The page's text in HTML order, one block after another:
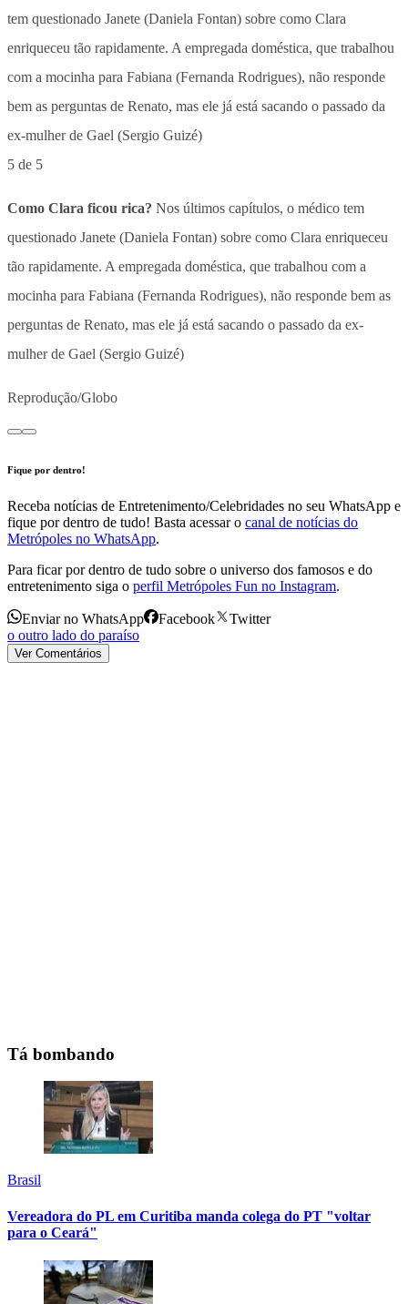
5 de 5
Como Clara ficou rica? Nos últimos capítulos, o médico tem
questionado Janete (Daniela Fontan) sobre como Clara enriqueceu
tão rapidamente. A empregada doméstica, que trabalhou com a
mocinha para Fabiana (Fernanda Rodrigues), não responde bem as
perguntas de Renato, mas ele já está sacando o passado da ex-
mulher de Gael (Sergio Guizé)
Reprodução/Globo
Fique por dentro!
Receba notícias de Entretenimento/Celebridades no seu WhatsApp e
fique por dentro de tudo! Basta acessar o canal de notícias do
Metrópoles no WhatsApp.
Para ficar por dentro de tudo sobre o universo dos famosos e do
entretenimento siga o perfil Metrópoles Fun no Instagram.
Enviar no WhatsApp Facebook
Twitter
o outro lado do paraíso
Ver Comentários
Tá bombando
Brasil
Vereadora do PL em Curitiba manda colega do PT "voltar
para o Ceará"